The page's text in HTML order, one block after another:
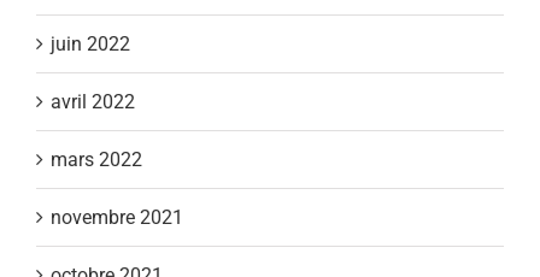
juin 2022
avril 2022
mars 2022
novembre 2021